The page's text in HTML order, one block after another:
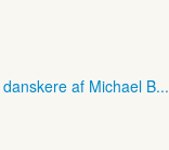
af Michael B...